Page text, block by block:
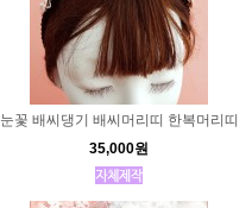
눈꽃 배씨댕기 배씨머리띠 한복머리띠
35,000원